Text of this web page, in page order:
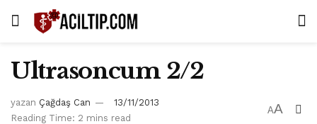
Ultrasoncum 2/2
yazan Çağdaş Can
13/11/2013
Reading Time: 2 mins read
AA